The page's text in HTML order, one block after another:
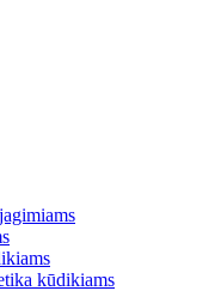
kūdikiams